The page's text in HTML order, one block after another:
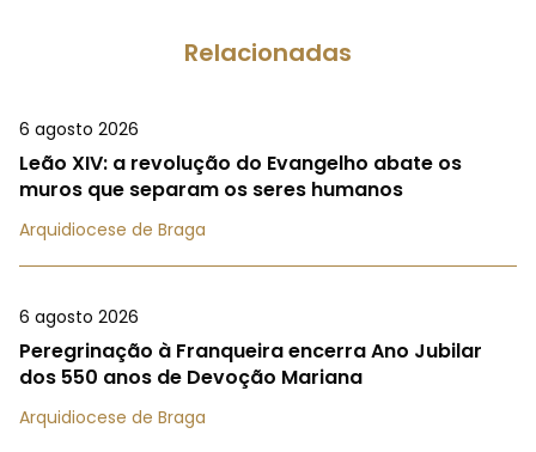
Relacionadas
6 agosto 2026
Leão XIV: a revolução do Evangelho abate os
muros que separam os seres humanos
Arquidiocese de Braga
6 agosto 2026
Peregrinação à Franqueira encerra Ano Jubilar
dos 550 anos de Devoção Mariana
Arquidiocese de Braga